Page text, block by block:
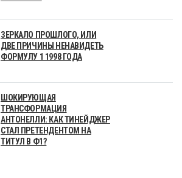
ЗЕРКАЛО ПРОШЛОГО, ИЛИ
ДВЕ ПРИЧИНЫ НЕНАВИДЕТЬ
ФОРМУЛУ 1 1998 ГОДА
ШОКИРУЮЩАЯ
ТРАНСФОРМАЦИЯ
АНТОНЕЛЛИ: КАК ТИНЕЙДЖЕР
СТАЛ ПРЕТЕНДЕНТОМ НА
ТИТУЛ В Ф1?